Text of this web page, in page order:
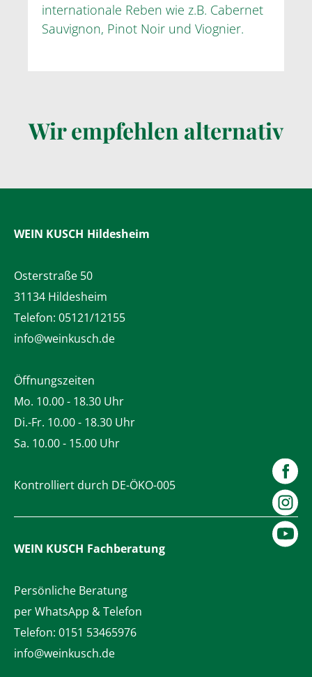
internationale Reben wie z.B. Cabernet
Sauvignon, Pinot Noir und Viognier.
Wir empfehlen alternativ
WEIN KUSCH Hildesheim
Osterstraße 50
31134 Hildesheim
Telefon: 05121/12155
info@weinkusch.de
Öffnungszeiten
Mo. 10.00 - 18.30 Uhr
Di.-Fr. 10.00 - 18.30 Uhr
Sa. 10.00 - 15.00 Uhr
Kontrolliert durch DE-ÖKO-005
WEIN KUSCH Fachberatung
Persönliche Beratung
per WhatsApp & Telefon
Telefon: 0151 53465976
info@weinkusch.de